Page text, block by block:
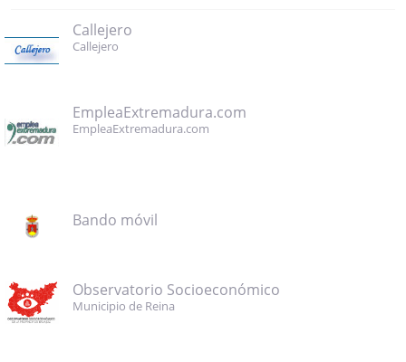
Callejero
Callejero
EmpleaExtremadura.com
EmpleaExtremadura.com
Bando móvil
Observatorio Socioeconómico
Municipio de Reina